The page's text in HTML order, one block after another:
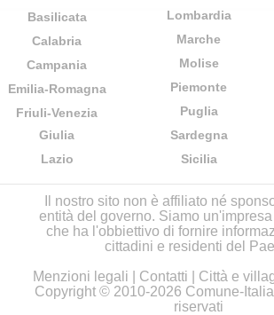
Basilicata
Calabria
Campania
Emilia-Romagna
Friuli-Venezia
Giulia
Lazio
Lombardia
Marche
Molise
Piemonte
Puglia
Sardegna
Sicilia
Il nostro sito non è affiliato né
entità del governo. Siamo
che ha l'obbiettivo di fornire
cittadini e residenti del
Menzioni legali
Contatti Città e
Copyright © 2010-2026 Comune-
riservati